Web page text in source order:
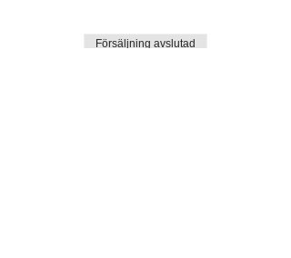
Försäljning avslutad